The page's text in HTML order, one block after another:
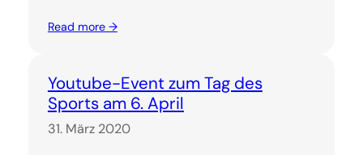
Read more →
Youtube-Event zum Tag des
Sports am 6. April
31. März 2020